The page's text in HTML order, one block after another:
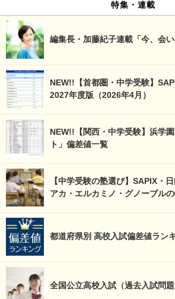
特集・連載
編集長・加藤紀子連載「今、会い
NEW!!【首都圏・中学受験】
2027年度版（2026年4月）
NEW!!【関西・中学受験】浜学
ト」偏差値一覧
【中学受験の塾選び】SAPIX・
アカ・エルカミノ・グノーブル
都道府県別 高校入試偏差値ラン
全国公立高校入試（過去入試問題